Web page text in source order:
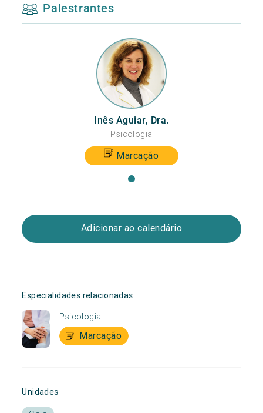
Palestrantes
Inês Aguiar, Dra.
Psicologia
Marcação
Adicionar ao calendário
Especialidades relacionadas
Psicologia
Marcação
Unidades